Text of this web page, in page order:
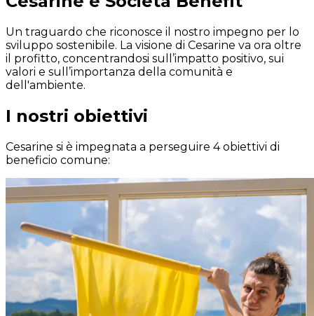
Un traguardo che riconosce il nostro impegno per lo
sviluppo sostenibile. La visione di Cesarine va ora oltre
il profitto, concentrandosi sull’impatto positivo, sui
valori e sull’importanza della comunità e
dell'ambiente.
I nostri obiettivi
Cesarine si è impegnata a perseguire 4 obiettivi di
beneficio comune: